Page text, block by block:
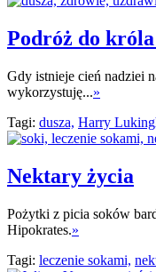
Podróż do
Gdy istnieje cień nadziei
wykorzystuję...»
Tagi: dusza, Harry
Nektary życia
Pożytki z picia soków
Hipokrates.»
Tagi: leczenie sokami,